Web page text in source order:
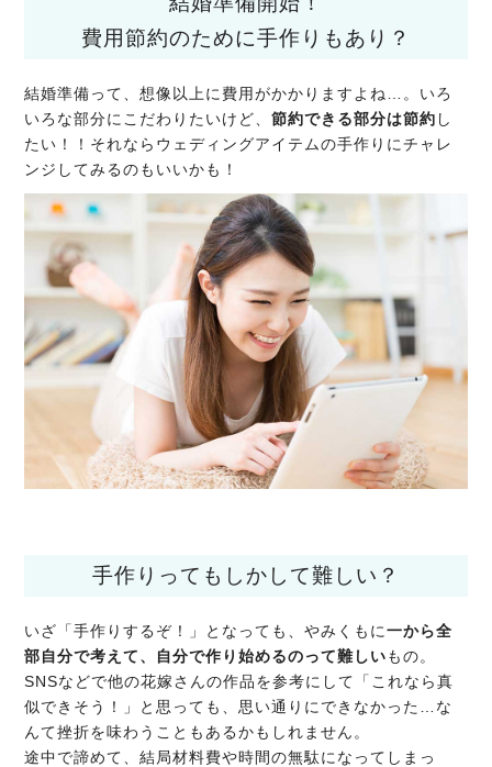
費用節約のために手作りもあり？
結婚準備って、想像以上に費用がかかりますよね…。いろ
いろな部分にこだわりたいけど、節約できる部分は節約 し
たい！！それならウェディングアイテムの手作りにチャレ
ンジしてみるのもいいかも！
手作りってもしかして難しい？
いざ「手作りするぞ！」となっても、やみくもに一から全
部自分で考えて、自分で作り始めるのって難しいもの。
SNSなどで他の花嫁さんの作品を参考にして「これなら真
似できそう！」と思っても、思い通りにできなかった…な
んて挫折を味わうこともあるかもしれません。
途中で諦めて、結局材料費や時間の無駄になってしまっ